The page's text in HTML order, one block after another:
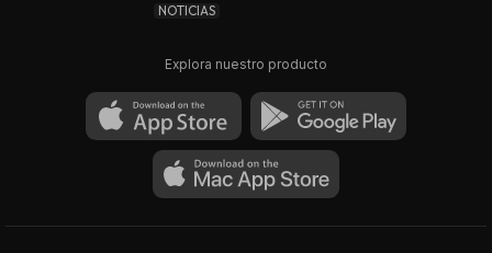
NOTICIAS
Explora nuestro producto